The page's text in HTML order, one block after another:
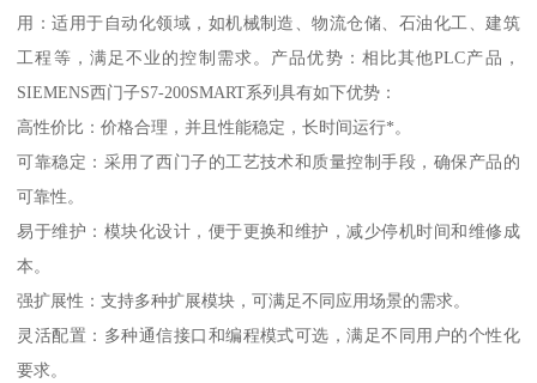
用：适用于自动化领域，如机械制造、物流仓储、石油化工、建筑
工程等，满足不业的控制需求。产品优势：相比其他PLC产品，
SIEMENS西门子S7-200SMART系列具有如下优势：
高性价比：价格合理，并且性能稳定，长时间运行*。
可靠稳定：采用了西门子的工艺技术和质量控制手段，确保产品的
可靠性。
易于维护：模块化设计，便于更换和维护，减少停机时间和维修成
本。
强扩展性：支持多种扩展模块，可满足不同应用场景的需求。
灵活配置：多种通信接口和编程模式可选，满足不同用户的个性化
要求。